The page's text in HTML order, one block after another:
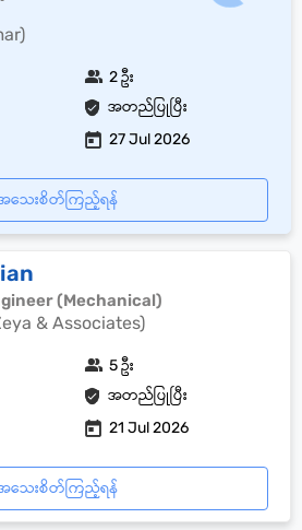
အတည်ပြုပြီး
2 ဦး
27 Jul 2026
သေးစိတ်ကြည့်ရန်
(Mechanical)
& Associates)
အတည်ပြုပြီး
5 ဦး
21 Jul 2026
သေးစိတ်ကြည့်ရန်